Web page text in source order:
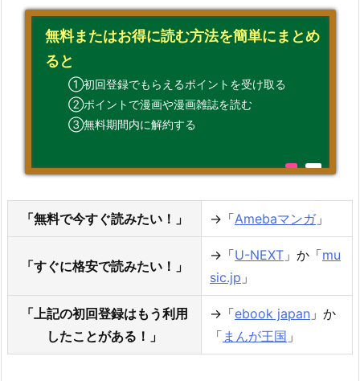
無料またはお得に読む方法を簡単にまとめ
ると
①初回登録でもらえるポイントを受け取る
②ポイントで漫画や漫画雑誌を読む
③無料期間内に解約する
「無料で今すぐ読みたい！」 →「Amebaマンガ」
「すぐに格安で読みたい！」
→「U-NEXT 」か「mu
sic.jp 」
「上記の初回登録はもう利用
したことがある！」
→「ebook japan 」か
「 まんが王国 」